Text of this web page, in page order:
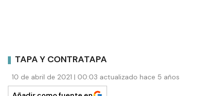
TAPA Y CONTRATAPA
10 de abril de 2021 | 00:03 actualizado hace 5 años